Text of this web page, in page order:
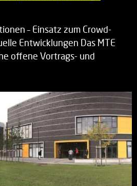
– Einsatz zum Crowd-
Entwicklungen Das MTE
offene Vortrags- und